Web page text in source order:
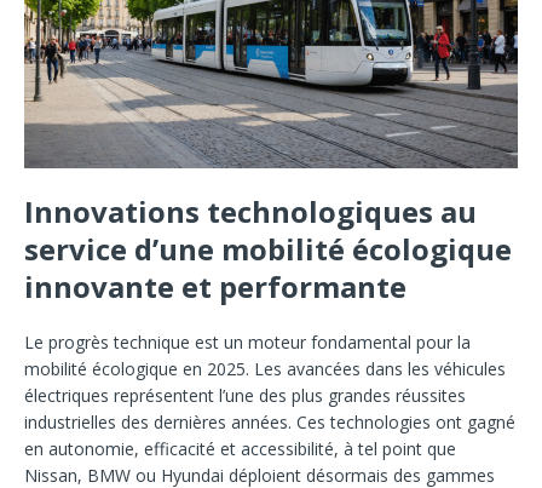
Innovations technologiques au
service d’une mobilité écologique
innovante et performante
Le progrès technique est un moteur fondamental pour la
mobilité écologique en 2025. Les avancées dans les véhicules
électriques représentent l’une des plus grandes réussites
industrielles des dernières années. Ces technologies ont gagné
en autonomie, efficacité et accessibilité, à tel point que
Nissan, BMW ou Hyundai déploient désormais des gammes